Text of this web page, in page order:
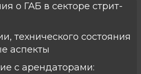
о ГАБ в секторе стрит-
технического состояния
аспекты
с арендаторами: